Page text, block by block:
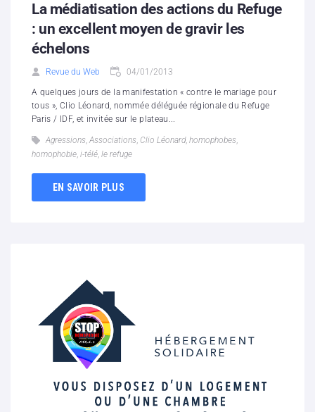
La médiatisation des actions du Refuge
: un excellent moyen de gravir les
échelons
Revue du Web 04/01/2013
A quelques jours de la manifestation « contre le mariage pour
tous », Clio Léonard, nommée déléguée régionale du Refuge
Paris / IDF, et invitée sur le plateau...
Agressions, Associations, Clio Léonard, homophobes,
homophobie, i-télé, le refuge
EN SAVOIR PLUS